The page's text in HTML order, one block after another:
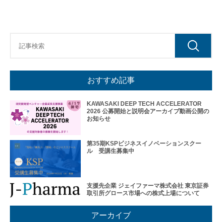
入
居
企
業
企
業
ネッ
ト
ワー
おすすめ記事
KAWASAKI DEEP TECH ACCELERATOR
2026 公募開始と説明会アーカイブ動画公開の
お知らせ
第35期KSPビジネスイノベーションスクー
ル 受講生募集中
支援先企業 ジェイファーマ株式会社 東京証券
取引所グロース市場への株式上場について
アーカイブ